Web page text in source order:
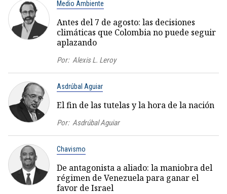
Medio Ambiente
Antes del 7 de agosto: las decisiones
climáticas que Colombia no puede seguir
aplazando
Por: Alexis L. Leroy
Asdrúbal Aguiar
El fin de las tutelas y la hora de la nación
Por: Asdrúbal Aguiar
Chavismo
De antagonista a aliado: la maniobra del
régimen de Venezuela para ganar el
favor de Israel